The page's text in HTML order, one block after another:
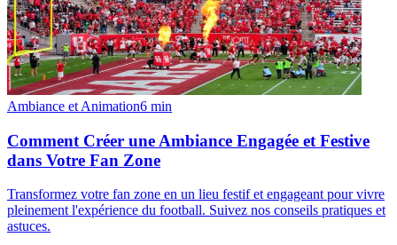
Ambiance et Animation6 min
Comment Créer une Ambiance Engagée et Festive
dans Votre Fan Zone
Transformez votre fan zone en un lieu festif et engageant pour vivre
pleinement l'expérience du football. Suivez nos conseils pratiques et
astuces.